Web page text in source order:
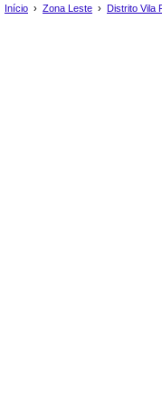
Início › Zona Leste › Distrito Vila